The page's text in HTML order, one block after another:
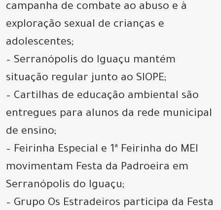
campanha de combate ao abuso e à
exploração sexual de crianças e
adolescentes;
– Serranópolis do Iguaçu mantém
situação regular junto ao SIOPE;
– Cartilhas de educação ambiental são
entregues para alunos da rede municipal
de ensino;
– Feirinha Especial e 1ª Feirinha do MEI
movimentam Festa da Padroeira em
Serranópolis do Iguaçu;
– Grupo Os Estradeiros participa da Festa